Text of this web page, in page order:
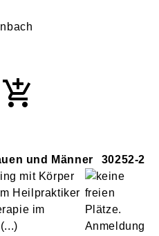
und Männer
30252-2
mit Körper
Heilpraktiker
im